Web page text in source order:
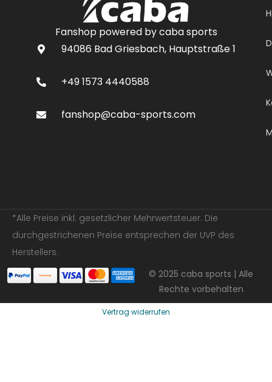
Fanshop powered by caba sports
94086 Bad Griesbach, Hauptstraße 1
+49 1573 4440588
fanshop@caba-sports.com
*Alle Preise inkl. gesetzlicher Mehrwertsteuer. Die
durchgestrichenen Preise entsprechen der UVP des
Herstellers.
© 2025 caba sports | Alle
Rechte vorbehalten
Vertrag widerrufen